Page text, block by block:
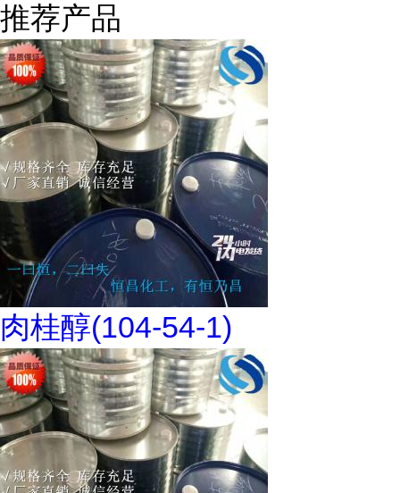
推荐产品
肉桂醇(104-54-1)